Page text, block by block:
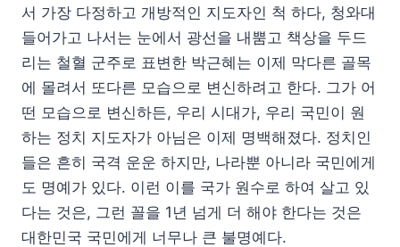
서 가장 다정하고 개방적인 지도자인 척 하다, 청와대
들어가고 나서는 눈에서 광선을 내뿜고 책상을 두드
리는 철혈 군주로 표변한 박근혜는 이제 막다른 골목
에 몰려서 또다른 모습으로 변신하려고 한다. 그가 어
떤 모습으로 변신하든, 우리 시대가, 우리 국민이 원
하는 정치 지도자가 아님은 이제 명백해졌다. 정치인
들은 흔히 국격 운운 하지만, 나라뿐 아니라 국민에게
도 명예가 있다. 이런 이를 국가 원수로 하여 살고 있
다는 것은, 그런 꼴을 1년 넘게 더 해야 한다는 것은
대한민국 국민에게 너무나 큰 불명예다.